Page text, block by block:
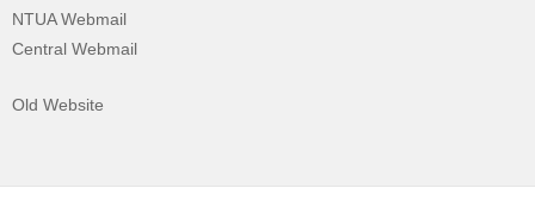
NTUA Webmail
Central Webmail
Old Website